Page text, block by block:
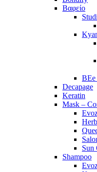
Βαφείο
BEe
Decapage
Keratin
Mask –
Sun
Shampoo